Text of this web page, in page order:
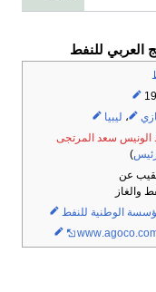
العربي للنفط
، ليبيا
الونيس سعد المرتجى
)
عن
والغاز
الوطنية للنفط
www.agoco